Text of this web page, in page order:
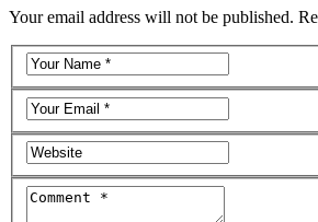
Your email address will not be published.